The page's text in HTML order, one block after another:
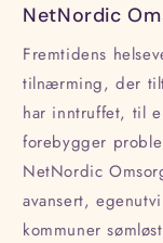
NetNordic
Fremtidens
tilnærming, der
har inntruffet, til
forebygger
NetNordic
avansert,
kommuner